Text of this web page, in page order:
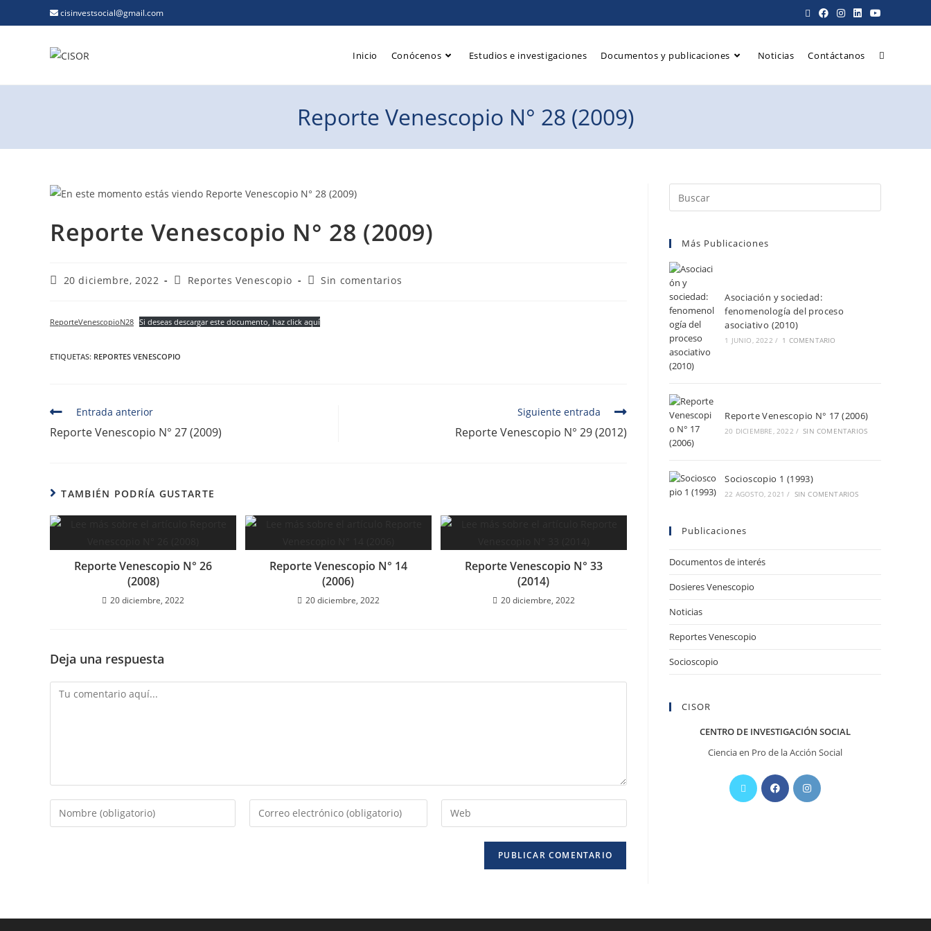
cisinvestsocial@gmail.com
Inicio Conócenos Estudios e investigaciones Documentos y publicaciones Noticias Contáctanos
Reporte Venescopio N° 28 (2009)
Reporte Venescopio N° 28 (2009)
20 diciembre, 2022 Reportes Venescopio Sin comentarios
ReporteVenescopioN28 Si deseas descargar este documento, haz click aquí
ETIQUETAS: REPORTES VENESCOPIO
Entrada anterior
Reporte Venescopio N° 27 (2009)
Siguiente entrada
Reporte Venescopio N° 29 (2012)
TAMBIÉN PODRÍA GUSTARTE
Reporte Venescopio N° 26
(2008)
20 diciembre, 2022
Reporte Venescopio N° 14
(2006)
20 diciembre, 2022
Reporte Venescopio N° 33
(2014)
20 diciembre, 2022
Deja una respuesta
Más Publicaciones
Asociación y sociedad:
fenomenología del proceso
asociativo (2010)
1 JUNIO, 2022 / 1 COMENTARIO
Reporte Venescopio N° 17 (2006)
20 DICIEMBRE, 2022 / SIN COMENTARIOS
Socioscopio 1 (1993)
22 AGOSTO, 2021 / SIN COMENTARIOS
Publicaciones
Documentos de interés
Dosieres Venescopio
Noticias
Reportes Venescopio
Socioscopio
CISOR
CENTRO DE INVESTIGACIÓN SOCIAL
Ciencia en Pro de la Acción Social